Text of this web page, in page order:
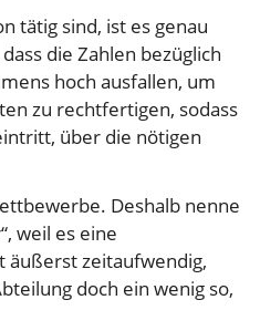
tätig sind, ist es genau
die Zahlen bezüglich
hoch ausfallen, um
zu rechtfertigen, sodass
über die nötigen
Deshalb nenne
weil es eine
äußerst zeitaufwendig,
doch ein wenig so,